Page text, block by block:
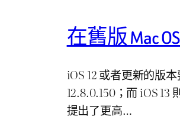
在舊版 Mac
iOS 12 或者更新的版
12.8.0.150；而 iOS 13
提出了更高…